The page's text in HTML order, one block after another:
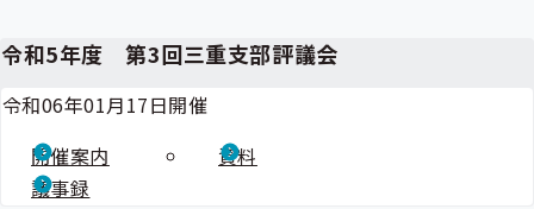
令和5年度 第3回三重支部評議会
令和06年01月17日開催
開催案内
資料
議事録